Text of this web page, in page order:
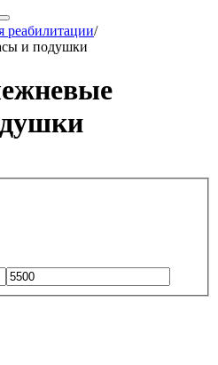
реабилитации/
и подушки